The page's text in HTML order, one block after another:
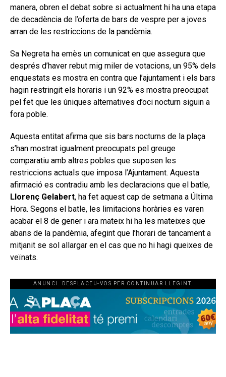
manera, obren el debat sobre si actualment hi ha una etapa
de decadència de l’oferta de bars de vespre per a joves
arran de les restriccions de la pandèmia.
Sa Negreta ha emès un comunicat en que assegura que
després d’haver rebut mig miler de votacions, un 95% dels
enquestats es mostra en contra que l’ajuntament i els bars
hagin restringit els horaris i un 92% es mostra preocupat
pel fet que les úniques alternatives d’oci nocturn siguin a
fora poble.
Aquesta entitat afirma que sis bars nocturns de la plaça
s’han mostrat igualment preocupats pel greuge
comparatiu amb altres pobles que suposen les
restriccions actuals que imposa l’Ajuntament. Aquesta
afirmació es contradiu amb les declaracions que el batle,
Llorenç Gelabert, ha fet aquest cap de setmana a Última
Hora. Segons el batle, les limitacions horàries es varen
acabar el 8 de gener i ara mateix hi ha les mateixes que
abans de la pandèmia, afegint que l’horari de tancament a
mitjanit se sol allargar en el cas que no hi hagi queixes de
veïnats.
ANUNCI. DESPLACEU-VOS PER CONTINUAR LLEGINT.